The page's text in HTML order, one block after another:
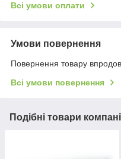
Всі умови оплати
Умови повернення
Повернення товару
Всі умови повернення
Подібні товари